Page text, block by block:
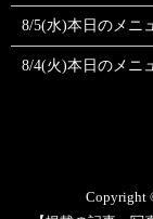
8/5(水)本日のメニ
8/4(火)本日のメニ
Copyright